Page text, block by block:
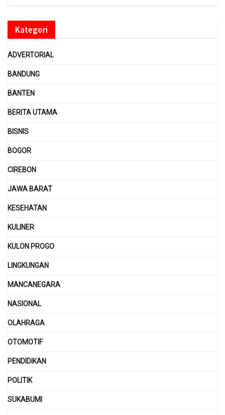
Kategori
ADVERTORIAL
BANDUNG
BANTEN
BERITA UTAMA
BISNIS
BOGOR
CIREBON
JAWA BARAT
KESEHATAN
KULINER
KULON PROGO
LINGKUNGAN
MANCANEGARA
NASIONAL
OLAHRAGA
OTOMOTIF
PENDIDIKAN
POLITIK
SUKABUMI